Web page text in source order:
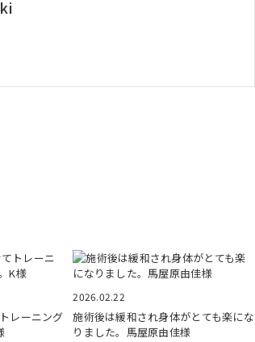
レーニング
2026.02.22
施術後は緩和され身体がとても楽にな
りました。馬屋原由佳様